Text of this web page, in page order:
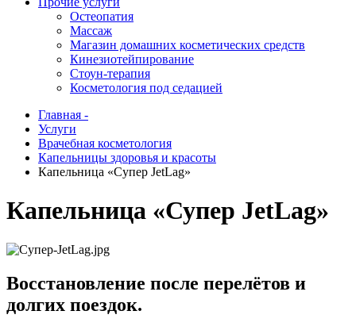
Остеопатия
Массаж
Магазин домашних косметических средств
Кинезиотейпирование
Стоун-терапия
Косметология под седацией
Главная -
Услуги
Врачебная косметология
Капельницы здоровья и красоты
Капельница «Супер JetLag»
Капельница «Супер JetLag»
Восстановление после перелётов и
долгих поездок.